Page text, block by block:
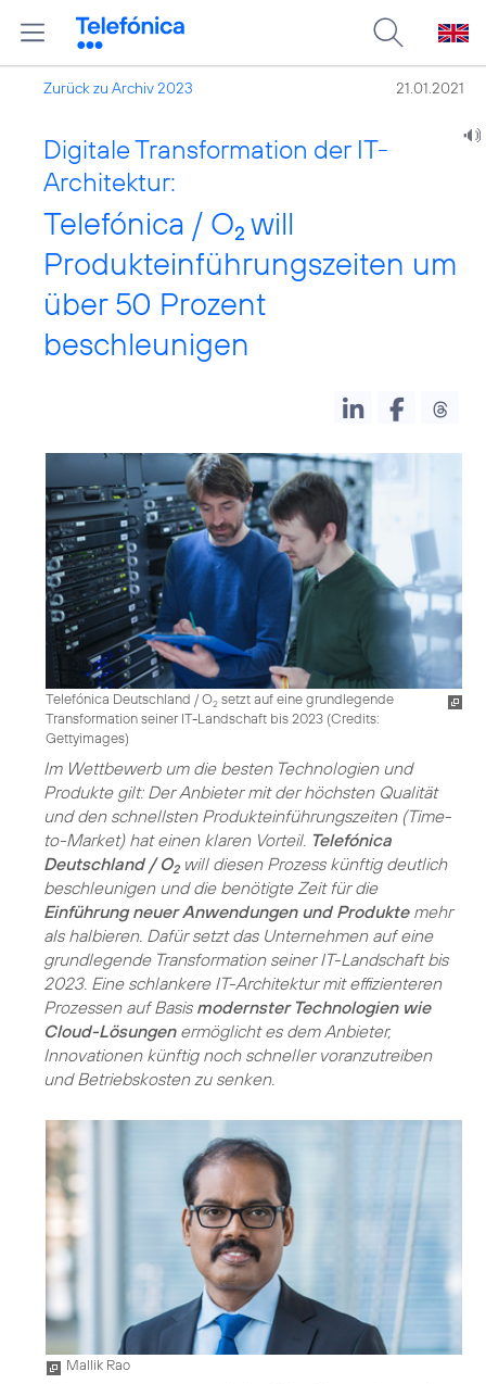
Zurück zu Archiv 2023 21.01.2021
Digitale Transformation der IT-
Architektur:
Telefónica / O2 will
Produkteinführungszeiten um
über 50 Prozent
beschleunigen
Telefónica Deutschland / O2 setzt auf eine grundlegende
Transformation seiner IT-Landschaft bis 2023 (Credits:
Gettyimages)
Im Wettbewerb um die besten Technologien und
Produkte gilt: Der Anbieter mit der höchsten Qualität
und den schnellsten Produkteinführungszeiten (Time-
to-Market) hat einen klaren Vorteil. Telefónica
Deutschland / O2will diesen Prozess künftig deutlich
beschleunigen und die benötigte Zeit für die
Einführung neuer Anwendungen und Produktemehr
als halbieren. Dafür setzt das Unternehmen auf eine
grundlegende Transformation seiner IT-Landschaft bis
2023. Eine schlankere IT-Architektur mit effizienteren
Prozessen auf Basis modernster Technologien wie
Cloud-Lösungenermöglicht es dem Anbieter,
Innovationen künftig noch schneller voranzutreiben
und Betriebskosten zu senken.
Mallik Rao